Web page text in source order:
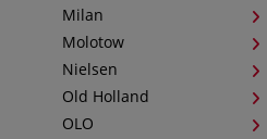
Milan
Molotow
Nielsen
Old Holland
OLO